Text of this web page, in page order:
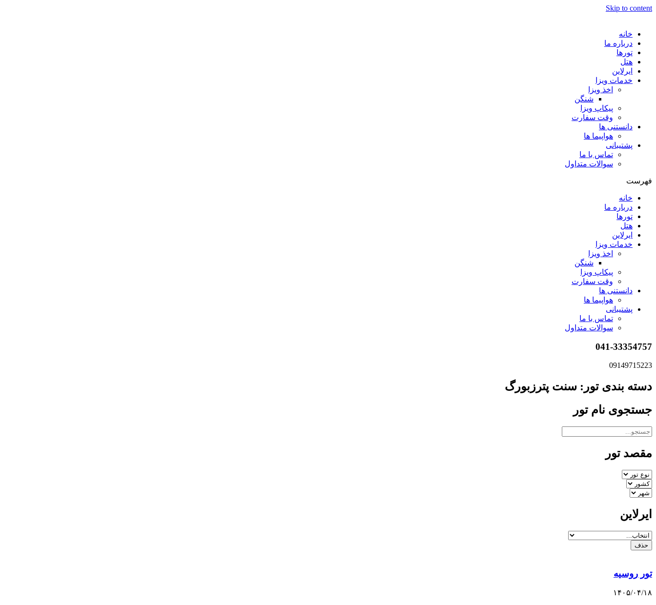
Skip to content
خانه
درباره ما
تورها
هتل
ایرلاین
خدمات ویزا
اخذ ویزا
شنگن
پیکاپ ویزا
وقت سفارت
دانستنی ها
هواپیما ها
پشتیبانی
تماس با ما
سوالات متداول
فهرست
خانه
درباره ما
تورها
هتل
ایرلاین
خدمات ویزا
اخذ ویزا
شنگن
پیکاپ ویزا
وقت سفارت
دانستنی ها
هواپیما ها
پشتیبانی
تماس با ما
سوالات متداول
041-33354757
09149715223
دسته بندی تور: سنت پترزبورگ
جستجوی نام تور
مقصد تور
ایرلاین
حذف
تور روسیه
۱۴۰۵/۰۴/۱۸